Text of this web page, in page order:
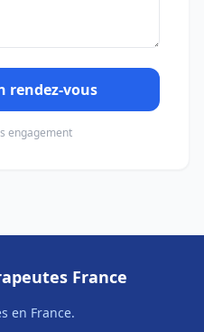
rendez-vous
engagement
France
en France.